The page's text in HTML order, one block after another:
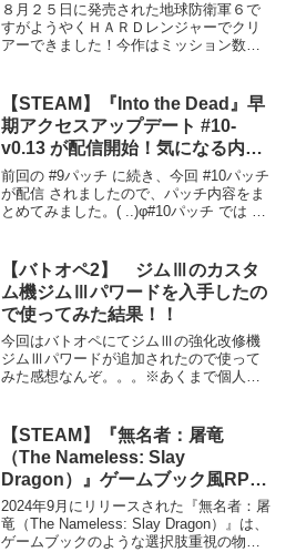
８月２５日に発売された地球防衛軍６で
すがようやくＨＡＲＤレンジャーでクリ
アーできました！今作はミッション数が
も遭遇しましたが今作も楽しかったので
満足です！クリアしたレン...
【STEAM】『Into the Dead』早
期アクセスアップデート #10-
v0.13 が配信開始！気になる内容
は？
前回の #9パッチ に続き、今回 #10パッチ
が配信 されましたので、パッチ内容をま
とめてみました。( ..)φ#10パッチ では ス
は現時点（2026年4月28日）で...
【バトオペ2】 ジムⅢのカスタ
ム機ジムⅢパワードを入手したの
で使ってみた結果！！
今回はバトオペにてジムⅢの強化改修機
ジムⅢパワードが追加されたので使って
みた感想なんぞ。。。※あくまで個人の
ンダム』からの参戦ですね！設定として
は・・・グリプス戦役後...
【STEAM】『無名者：屠竜
（The Nameless: Slay
Dragon）』ゲームブック風RPG
プレイレビュー
2024年9月にリリースされた『無名者：屠
竜（The Nameless: Slay Dragon）』は、
ゲームブックのような選択肢重視の物語